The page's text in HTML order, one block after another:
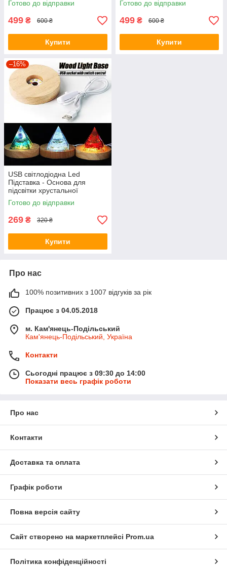
шуй
Готово до відправки
499 ₴ 600 ₴
Купити
шуй
Готово до відправки
499 ₴ 600 ₴
Купити
–16%
USB світлодіодна Led
Підставка - Основа для
підсвітки хрустальної
піраміди, шара, кристала
Готово до відправки
269 ₴ 320 ₴
Купити
Про нас
100% позитивних з 1007 відгуків за рік
Працює з 04.05.2018
м. Кам'янець-Подільський
Кам'янець-Подільський, Україна
Контакти
Сьогодні працює з 09:30 до 14:00
Показати весь графік роботи
Про нас
Контакти
Доставка та оплата
Графік роботи
Повна версія сайту
Сайт створено на маркетплейсі Prom.ua
Політика конфіденційності